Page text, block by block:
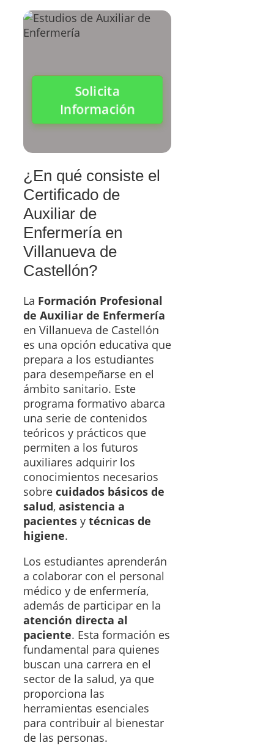
Solicita
Información
¿En qué consiste el
Certificado de
Auxiliar de
Enfermería en
Villanueva de
Castellón?
La Formación Profesional
de Auxiliar de Enfermería
en Villanueva de Castellón
es una opción educativa que
prepara a los estudiantes
para desempeñarse en el
ámbito sanitario. Este
programa formativo abarca
una serie de contenidos
teóricos y prácticos que
permiten a los futuros
auxiliares adquirir los
conocimientos necesarios
sobre cuidados básicos de
salud, asistencia a
pacientes y técnicas de
higiene.
Los estudiantes aprenderán
a colaborar con el personal
médico y de enfermería,
además de participar en la
atención directa al
paciente. Esta formación es
fundamental para quienes
buscan una carrera en el
sector de la salud, ya que
proporciona las
herramientas esenciales
para contribuir al bienestar
de las personas.